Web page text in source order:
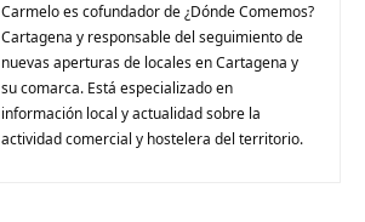
Carmelo es cofundador de ¿Dónde Comemos?
Cartagena y responsable del seguimiento de
nuevas aperturas de locales en Cartagena y
su comarca. Está especializado en
información local y actualidad sobre la
actividad comercial y hostelera del territorio.